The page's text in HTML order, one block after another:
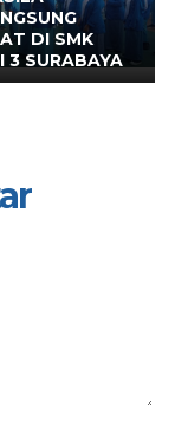
DI SMK
3 SURABAYA